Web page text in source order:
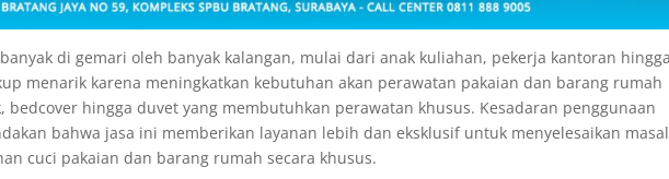
di gemari oleh banyak kalangan, mulai dari anak kuliahan, pekerja kantoran
menarik karena meningkatkan kebutuhan akan perawatan pakaian dan barang rumah
bedcover hingga duvet yang membutuhkan perawatan khusus. Kesadaran penggunaan
bahwa jasa ini memberikan layanan lebih dan eksklusif untuk menyelesaikan
cuci pakaian dan barang rumah secara khusus.